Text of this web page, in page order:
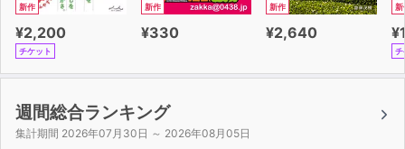
新作
¥2,200
チケット
新作
¥330
新作
¥2,640
新
チ
週間総合ランキング
集計期間 2026年07月30日 ～ 2026年08月05日